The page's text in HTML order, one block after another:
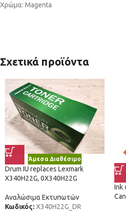
Χρώμα: Magenta
Σχετικά προϊόντα
Άμεσα Διαθέσιμο
Drum IU replaces Lexmark
X340H22G, 0X340H22G
Αναλώσιμα Εκτυπωτών
Κωδικός: X340H22G_DR
Ink